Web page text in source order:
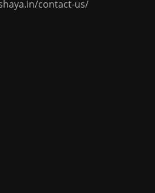
contact-us/